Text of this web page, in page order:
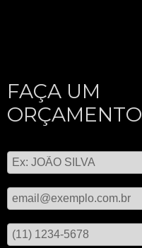
FAÇA UM
ORÇAMENTO